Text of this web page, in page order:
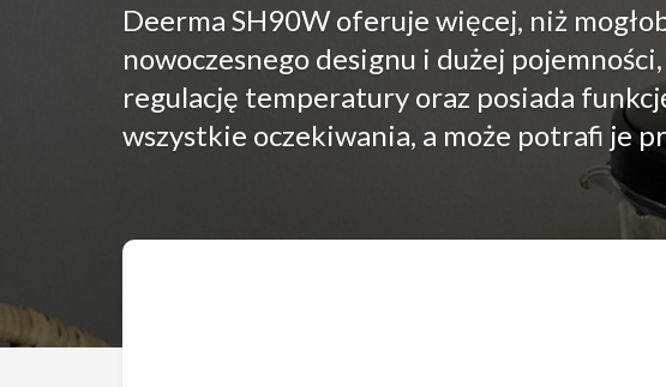
Deerma SH90W oferuje więcej, niż
nowoczesnego designu i dużej
regulację temperatury oraz posiada
wszystkie oczekiwania, a może potrafi je